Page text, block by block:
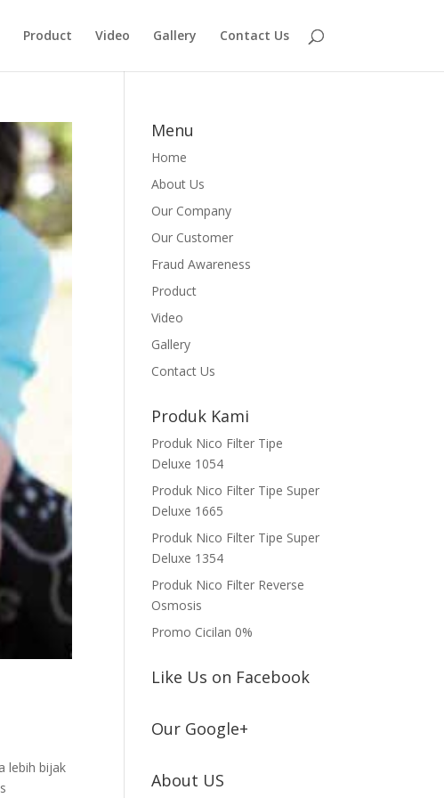
Product Video Gallery Contact Us
lebih bijak
Menu
Home
About Us
Our Company
Our Customer
Fraud Awareness
Product
Video
Gallery
Contact Us
Produk Kami
Produk Nico Filter Tipe
Deluxe 1054
Produk Nico Filter Tipe Super
Deluxe 1665
Produk Nico Filter Tipe Super
Deluxe 1354
Produk Nico Filter Reverse
Osmosis
Promo Cicilan 0%
Like Us on Facebook
Our Google+
About US